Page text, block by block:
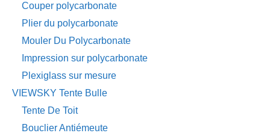
Couper polycarbonate
Plier du polycarbonate
Mouler Du Polycarbonate
Impression sur polycarbonate
Plexiglass sur mesure
VIEWSKY Tente Bulle
Tente De Toit
Bouclier Antiémeute